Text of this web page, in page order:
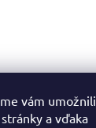
vám umožnili
a vďaka